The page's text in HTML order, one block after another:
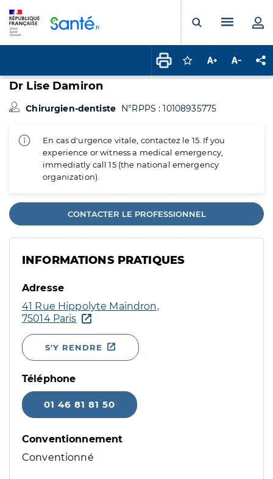
Ouvrir laMenu
Connectez-vous
Augmenter la
Dr Lise Damiron
Chirurgien-dentiste N°RPPS : 10108935775
En cas d'urgence vitale, contactez le 15. If you
experience or witness a medical emergency,
immediatly call 15 (the national emergency
organization).
CONTACTER LE PROFESSIONNEL
INFORMATIONS PRATIQUES
Adresse
41 Rue Hippolyte Maindron,
75014 Paris
S'Y RENDRE
Téléphone
01 46 81 81 50
Conventionnement
Conventionné